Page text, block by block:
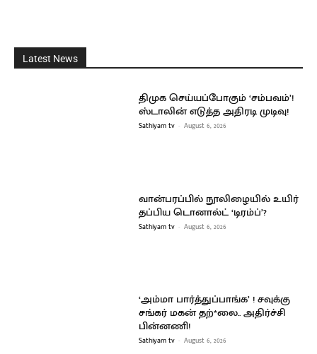
Latest News
திமுக செய்யப்போகும் ‘சம்பவம்’!
ஸ்டாலின் எடுத்த அதிரடி முடிவு!
Sathiyam tv - August 6, 2026
வான்பரப்பில் நூலிழையில் உயிர்
தப்பிய டொனால்ட் ‘டிரம்ப்’?
Sathiyam tv - August 6, 2026
‘அம்மா பார்த்துப்பாங்க’ ! சவுக்கு
சங்கர் மகன் தற்*லை.. அதிர்ச்சி
பின்னணி!
Sathiyam tv - August 6, 2026